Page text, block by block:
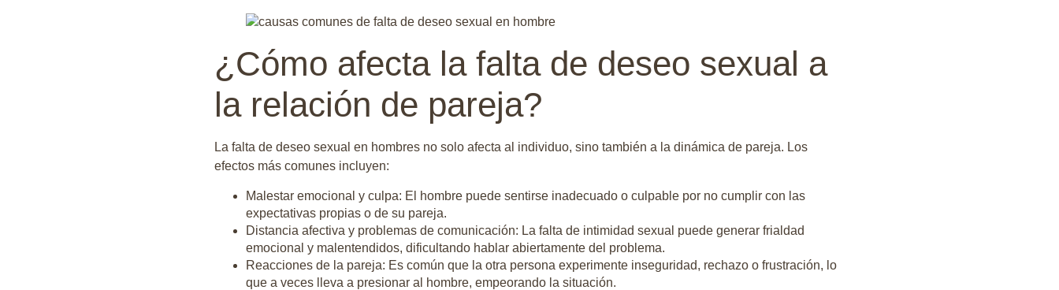
¿Cómo afecta la falta de deseo sexual a
la relación de pareja?
La falta de deseo sexual en hombres no solo afecta al individuo, sino también a la dinámica de pareja. Los
efectos más comunes incluyen:
Malestar emocional y culpa: El hombre puede sentirse inadecuado o culpable por no cumplir con las
expectativas propias o de su pareja.
Distancia afectiva y problemas de comunicación: La falta de intimidad sexual puede generar frialdad
emocional y malentendidos, dificultando hablar abiertamente del problema.
Reacciones de la pareja: Es común que la otra persona experimente inseguridad, rechazo o frustración, lo
que a veces lleva a presionar al hombre, empeorando la situación.